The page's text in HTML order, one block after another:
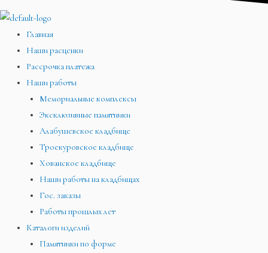
Главная
Наши расценки
Рассрочка платежа
Наши работы
Мемориальные комплексы
Эксклюзивные памятники
Алабушевское кладбище
Троекуровское кладбище
Хованское кладбище
Наши работы на кладбищах
Гос. заказы
Работы прошлых лет
Каталоги изделий
Памятники по форме